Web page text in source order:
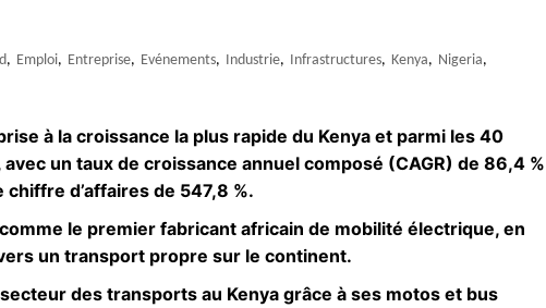
, Emploi, Entreprise, Evénements, Industrie, Infrastructures, Kenya, Nigeria,
à la croissance la plus rapide du Kenya et parmi les 40
un taux de croissance annuel composé (CAGR) de 86,4 %
d’affaires de 547,8 %.
le premier fabricant africain de mobilité électrique, en
un transport propre sur le continent.
des transports au Kenya grâce à ses motos et bus